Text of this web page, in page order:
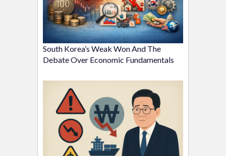
South Korea’s Weak Won And The
Debate Over Economic Fundamentals